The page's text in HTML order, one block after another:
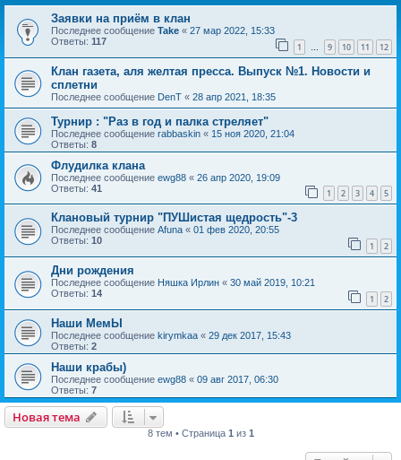
Заявки на приём в клан
Последнее сообщение Take « 27 мар 2022, 15:33
Ответы: 117 1 … 9 10 11 12
Клан газета, аля желтая пресса. Выпуск №1. Новости и
сплетни
Последнее сообщение DenT « 28 апр 2021, 18:35
Турнир : "Раз в год и палка стреляет"
Последнее сообщение rabbaskin « 15 ноя 2020, 21:04
Ответы: 8
Флудилка клана
Последнее сообщение ewg88 « 26 апр 2020, 19:09
Ответы: 41 1 2 3 4 5
Клановый турнир "ПУШистая щедрость"-3
Последнее сообщение Afuna « 01 фев 2020, 20:55
Ответы: 10 1 2
Дни рождения
Последнее сообщение Няшка Ирлин « 30 май 2019, 10:21
Ответы: 14 1 2
Наши МемЫ
Последнее сообщение kirymkaa « 29 дек 2017, 15:43
Ответы: 2
Наши крабы)
Последнее сообщение ewg88 « 09 авг 2017, 06:30
Ответы: 7
Новая тема
8 тем • Страница 1 из 1